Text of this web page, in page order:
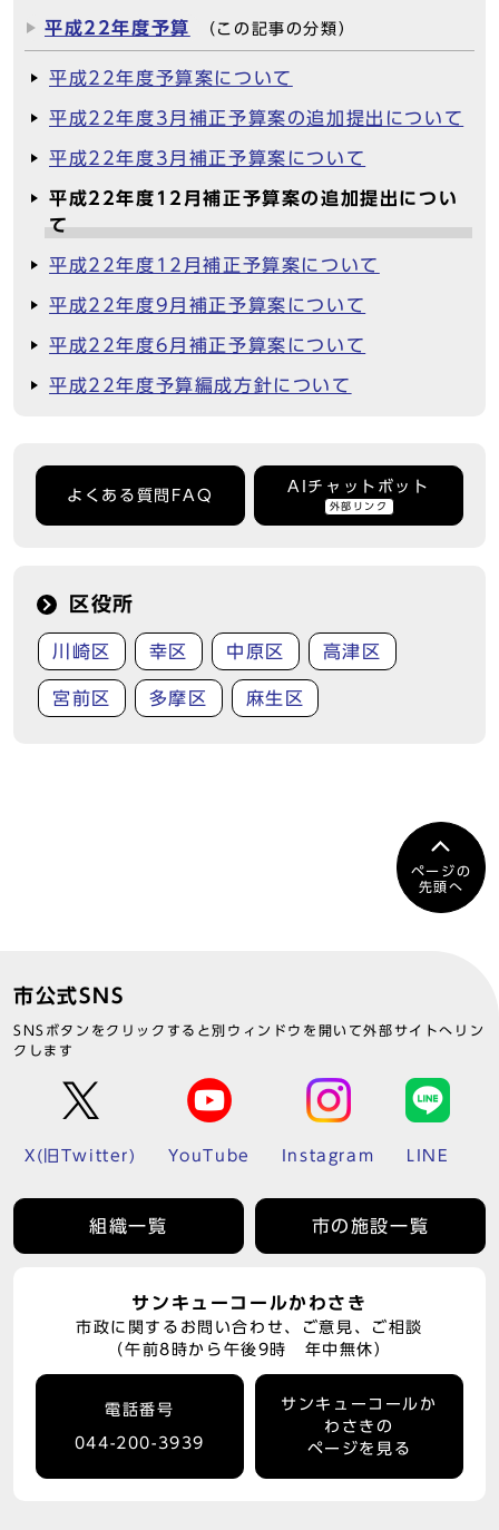
平成22年度予算 （この記事の分類）
平成22年度予算案について
平成22年度3月補正予算案の追加提出について
平成22年度3月補正予算案について
平成22年度12月補正予算案の追加提出につい
て
平成22年度12月補正予算案について
平成22年度9月補正予算案について
平成22年度6月補正予算案について
平成22年度予算編成方針について
よくある質問FAQ
AIチャットボット
外部リンク
区役所
川崎区 幸区 中原区 高津区
宮前区 多摩区 麻生区
ページの
先頭へ
市公式SNS
SNSボタンをクリックすると別ウィンドウを開いて外部サイトへリン
クします
X(旧Twitter) YouTube Instagram LINE
組織一覧 市の施設一覧
サンキューコールかわさき
市政に関するお問い合わせ、ご意見、ご相談
（午前8時から午後9時 年中無休）
電話番号
044-200-3939
サンキューコールか
わさきの
ページを見る